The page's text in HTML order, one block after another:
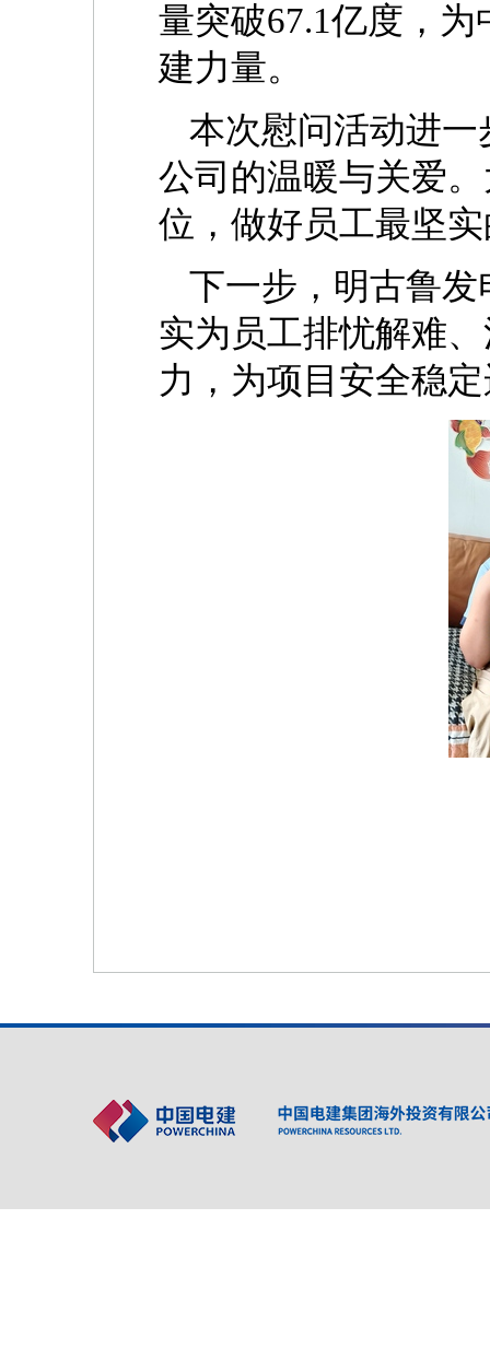
量突破67.1亿度，
建力量。
本次慰问活动进
公司的温暖与关爱
位，做好员工最坚
下一步，明古鲁
实为员工排忧解难
力，为项目安全稳